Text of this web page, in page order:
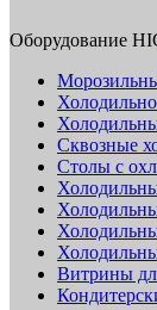
Оборудование
Сквозные
Столы с
Витрины